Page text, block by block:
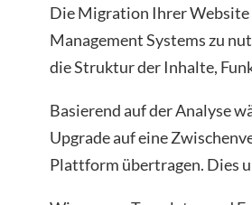
Die Migration Ihrer Website
Management Systems zu
die Struktur der Inhalte,
Basierend auf der Analyse
Upgrade auf eine
Plattform übertragen. Dies